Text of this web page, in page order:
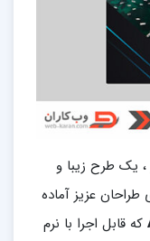
، یک طرح زیبا و
طراحان عزیز آماده
که قابل اجرا با نرم